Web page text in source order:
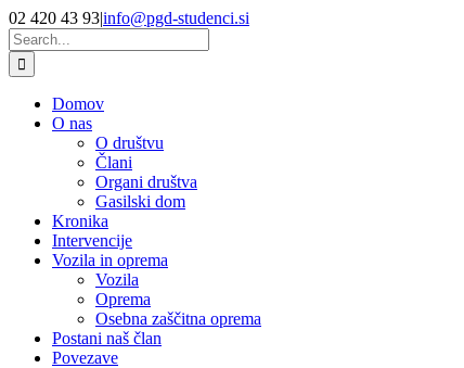
Skip
to
content
Facebook
YouTube
02 420 43 93|info@pgd-studenci.si
Search
for:
Domov
O nas
O društvu
Člani
Organi društva
Gasilski dom
Kronika
Intervencije
Vozila in oprema
Vozila
Oprema
Osebna zaščitna oprema
Postani naš član
Povezave